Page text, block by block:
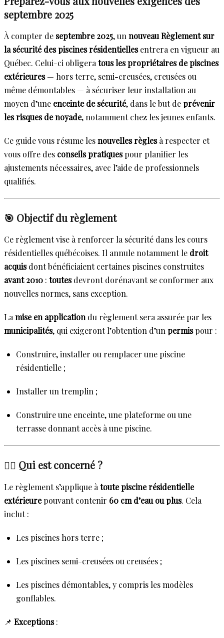
septembre 2025
À compter de septembre 2025, un nouveau Règlement sur
la sécurité des piscines résidentiellesentrera en vigueur au
Québec. Celui-ci obligera tous les propriétaires de piscines
extérieures— hors terre, semi-creusées, creusées ou
même démontables — à sécuriser leur installation au
moyen d’une enceinte de sécurité, dans le but deprévenir
les risques de noyade, notamment chez les jeunes enfants.
Ce guide vous résume lesnouvelles règlesà respecter et
vous offre des conseils pratiquespour planifier les
ajustements nécessaires, avec l’aide de professionnels
qualifiés.
🎯 Objectif du règlement
Ce règlement vise à renforcer la sécurité dans les cours
résidentielles québécoises. Il annule notamment le droit
acquisdont bénéficiaient certaines piscines construites
avant 2010 : toutesdevront dorénavant se conformer aux
nouvelles normes, sans exception.
La mise en application du règlement sera assurée par les
municipalités, qui exigeront l’obtention d’un permispour :
Construire, installer ou remplacer une piscine
résidentielle ;
Installer un tremplin ;
Construire une enceinte, une plateforme ou une
terrasse donnant accès à une piscine.
🏊‍♂️ Qui est concerné ?
Le règlement s’applique à toute piscine résidentielle
extérieurepouvant contenir 60 cm d’eau ou plus. Cela
inclut :
Les piscines hors terre ;
Les piscines semi-creusées ou creusées ;
Les piscines démontables, y compris les modèles
gonflables.
📌 Exceptions: